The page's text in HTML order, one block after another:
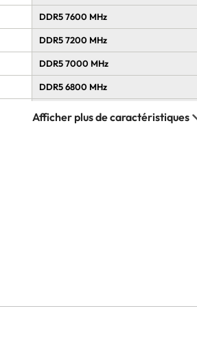
DDR5 7600 MHz
DDR5 7200 MHz
DDR5 7000 MHz
DDR5 6800 MHz
DDR5 6600 MHz